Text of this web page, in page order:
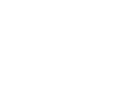
Kılavuzu -
Kılavuzu -